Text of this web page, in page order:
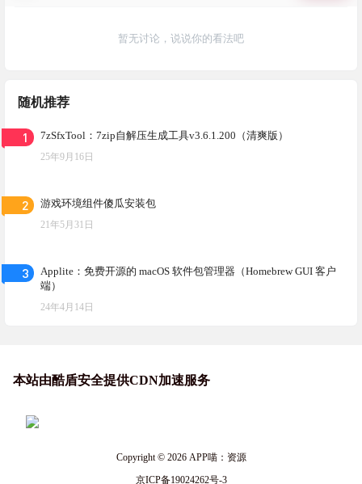
暂无讨论，说说你的看法吧
随机推荐
1 7zSfxTool：7zip自解压生成工具v3.6.1.200（清爽版）
25年9月16日
2 游戏环境组件傻瓜安装包
21年5月31日
3
Applite：免费开源的 macOS 软件包管理器（Homebrew GUI 客户
端）
24年4月14日
本站由酷盾安全提供CDN加速服务
Copyright © 2026APP喵：资源
京ICP备19024262号-3